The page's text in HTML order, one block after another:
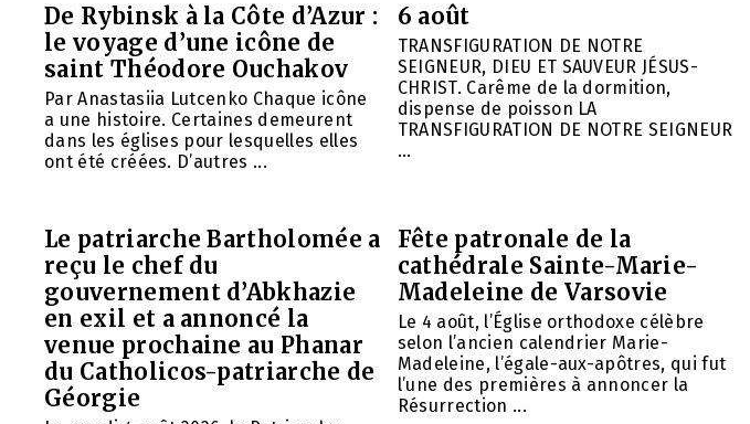
De Rybinsk à la Côte d’Azur :
le voyage d’une icône de
saint Théodore Ouchakov
Par Anastasiia Lutcenko Chaque icône
a une histoire. Certaines demeurent
dans les églises pour lesquelles elles
ont été créées. D’autres ...
6 août
TRANSFIGURATION DE NOTRE
SEIGNEUR, DIEU ET SAUVEUR JÉSUS-
CHRIST. Carême de la dormition,
dispense de poisson LA
TRANSFIGURATION DE NOTRE SEIGNEUR
...
Le patriarche Bartholomée a
reçu le chef du
gouvernement d’Abkhazie
en exil et a annoncé la
venue prochaine au Phanar
du Catholicos-patriarche de
Géorgie
Fête patronale de la
cathédrale Sainte-Marie-
Madeleine de Varsovie
Le 4 août, l’Église orthodoxe célèbre
selon l’ancien calendrier Marie-
Madeleine, l’égale-aux-apôtres, qui fut
l’une des premières à annoncer la
Résurrection ...